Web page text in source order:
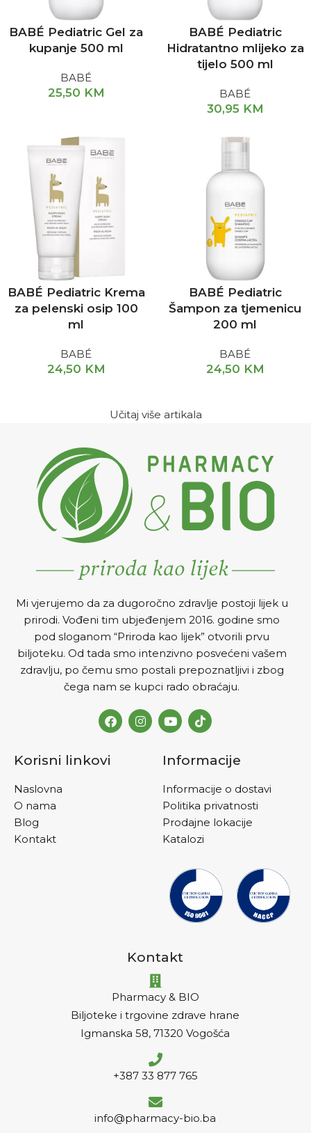
BABÉ Pediatric Gel za
kupanje 500 ml
BABÉ
25,50 KM
BABÉ Pediatric
Hidratantno mlijeko za
tijelo 500 ml
BABÉ
30,95 KM
BABÉ Pediatric Krema
za pelenski osip 100
ml
BABÉ
24,50 KM
BABÉ Pediatric
Šampon za tjemenicu
200 ml
BABÉ
24,50 KM
Učitaj više artikala
Mi vjerujemo da za dugoročno zdravlje postoji lijek u
prirodi. Vođeni tim ubjeđenjem 2016. godine smo
pod sloganom “Priroda kao lijek” otvorili prvu
biljoteku. Od tada smo intenzivno posvećeni vašem
zdravlju, po čemu smo postali prepoznatljivi i zbog
čega nam se kupci rado obraćaju.
Korisni linkovi
Naslovna
O nama
Blog
Kontakt
Informacije
Informacije o dostavi
Politika privatnosti
Prodajne lokacije
Katalozi
Kontakt
Pharmacy & BIO
Biljoteke i trgovine zdrave hrane
Igmanska 58, 71320 Vogošća
+387 33 877 765
info@pharmacy-bio.ba